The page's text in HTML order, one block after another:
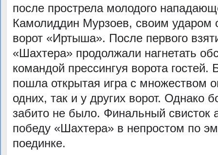
после прострела молодого
Камолиддин Мурзоев, своим ударом
ворот «Иртыша». После первого
«Шахтера» продолжали нагнетать
командой прессингуя ворота
пошла открытая игра с множеством
одних, так и у других ворот. Однако
забито не было. Финальный свисток
победу «Шахтера» в непростом по
поединке.